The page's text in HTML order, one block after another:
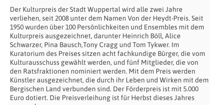
Der Kulturpreis der Stadt Wuppertal wird alle zwei Jahre
verliehen, seit 2008 unter dem Namen Von der Heydt-Preis. Seit
1950 wurden über 100 Persönlichkeiten und Ensembles mit dem
Kulturpreis ausgezeichnet, darunter Heinrich Böll, Alice
Schwarzer, Pina Bausch,Tony Cragg und Tom Tykwer. Im
Kuratorium des Preises sitzen acht fachkundige Bürger, die vom
Kulturausschuss gewählt werden, und fünf Mitglieder, die von
den Ratsfraktionen nominiert werden. Mit dem Preis werden
Künstler ausgezeichnet, die durch ihr Leben und Wirken mit dem
Bergischen Land verbunden sind. Der Förderpreis ist mit 5.000
Euro dotiert. Die Preisverleihung ist für Herbst dieses Jahres